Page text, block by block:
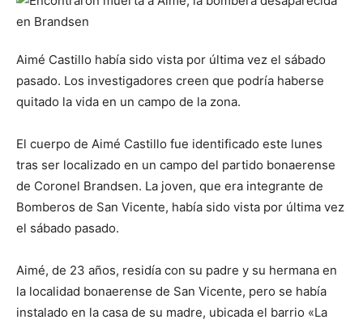
Aimé Castillo había sido vista por última vez el sábado
pasado. Los investigadores creen que podría haberse
quitado la vida en un campo de la zona.
El cuerpo de Aimé Castillo fue identificado este lunes
tras ser localizado en un campo del partido bonaerense
de Coronel Brandsen. La joven, que era integrante de
Bomberos de San Vicente, había sido vista por última vez
el sábado pasado.
Aimé, de 23 años, residía con su padre y su hermana en
la localidad bonaerense de San Vicente, pero se había
instalado en la casa de su madre, ubicada el barrio «La